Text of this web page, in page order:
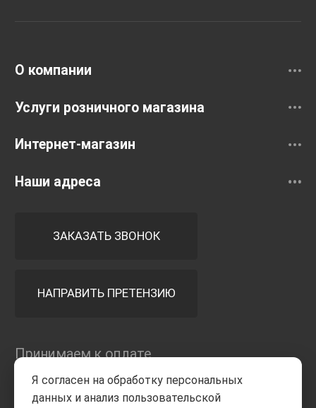
О компании
Услуги розничного магазина
Интернет-магазин
Наши адреса
ЗАКАЗАТЬ ЗВОНОК
НАПРАВИТЬ ПРЕТЕНЗИЮ
Принимаем к оплате
Я согласен на обработку персональных
данных и анализ пользовательской